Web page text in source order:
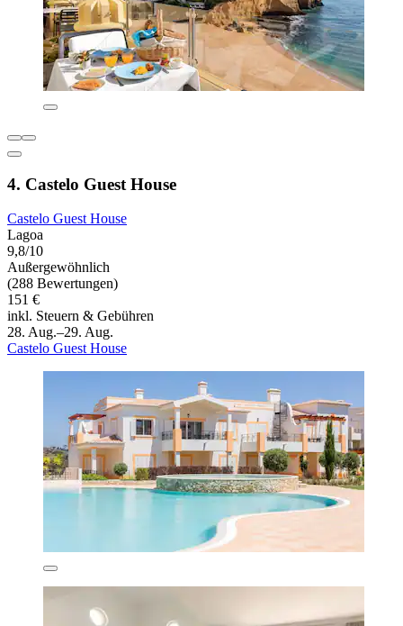
4. Castelo Guest House
Castelo Guest House
Lagoa
9,8/10
Außergewöhnlich
(288 Bewertungen)
151 €
inkl. Steuern & Gebühren
28. Aug.–29. Aug.
Castelo Guest House